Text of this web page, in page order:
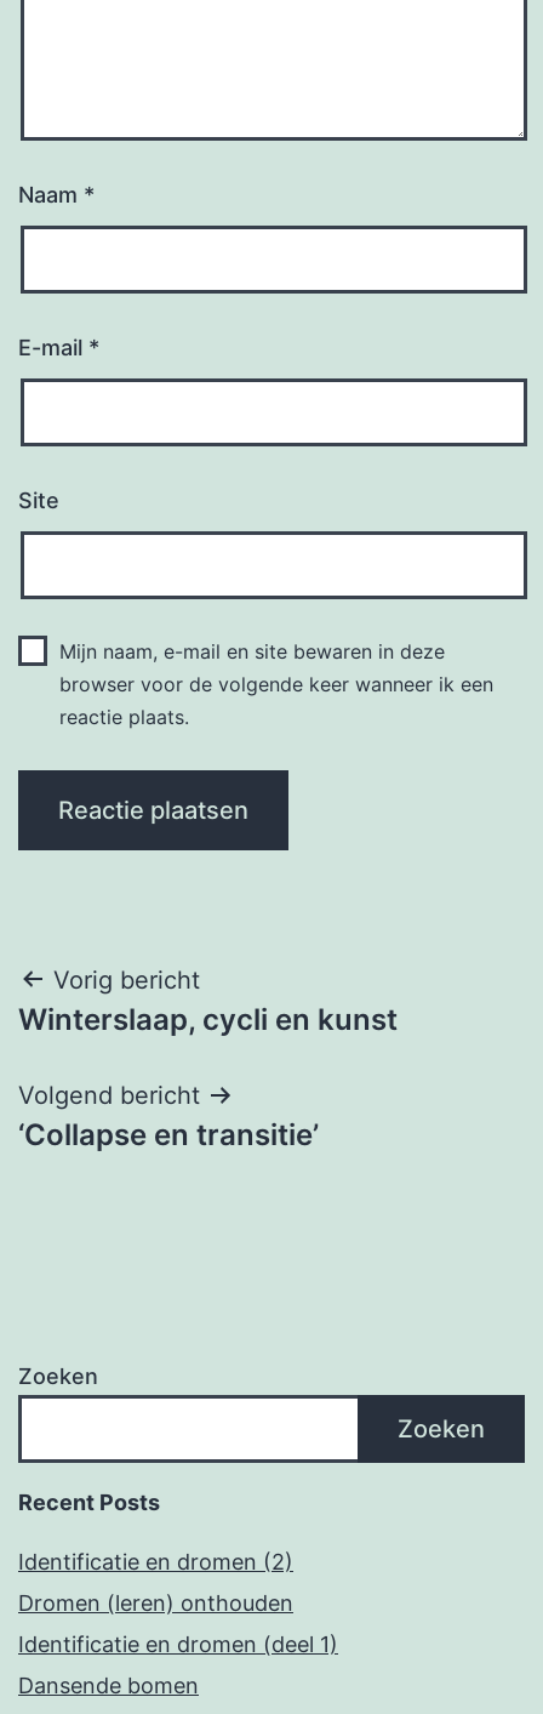
Naam *
E-mail *
Site
Mijn naam, e-mail en site bewaren in deze
browser voor de volgende keer wanneer ik een
reactie plaats.
Berichtnavigatie
Vorig bericht
Winterslaap, cycli en kunst
Volgend bericht
‘Collapse en transitie’
Zoeken
Zoeken
Recent Posts
Identificatie en dromen (2)
Dromen (leren) onthouden
Identificatie en dromen (deel 1)
Dansende bomen